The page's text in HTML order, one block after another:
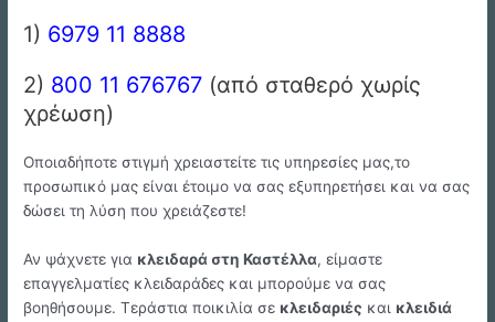
1) 6979 11 8888
2) 800 11 676767 (από σταθερό χωρίς
χρέωση)
Οποιαδήποτε στιγμή χρειαστείτε τις υπηρεσίες μας,το
προσωπικό μας είναι έτοιμο να σας εξυπηρετήσει και να σας
δώσει τη λύση που χρειάζεστε!
Αν ψάχνετε για κλειδαρά στη Καστέλλα, είμαστε
επαγγελματίες κλειδαράδες και μπορούμε να σας
βοηθήσουμε. Τεράστια ποικιλία σε κλειδαριές και κλειδιά